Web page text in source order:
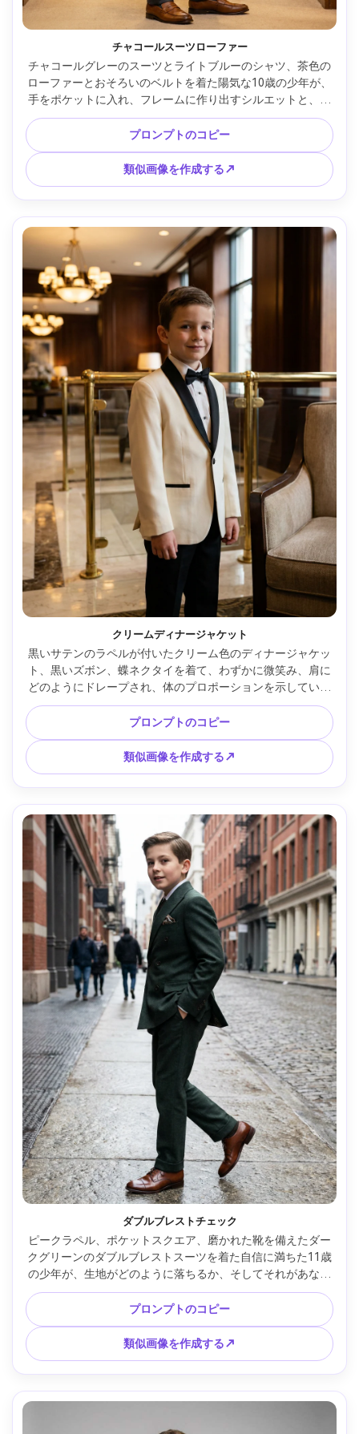
チャコールスーツローファー
チャコールグレーのスーツとライトブルーのシャツ、茶色の
ローファーとおそろいのベルトを着た陽気な10歳の少年が、
手をポケットに入れ、フレームに作り出すシルエットと、生
地が肘に落ちる様子を強調しています。設定：ブティックフ
ィッティングエリア、暖かいオーバーヘッドライティング、
Canon R5 85mm f/1.8、4分の3ポートレート、シャープな焦
点、リアルな布質感 --ar 4:5
プロンプトのコピー
類似画像を作成する↗
クリームディナージャケット
黒いサテンのラペルが付いたクリーム色のディナージャケッ
ト、黒いズボン、蝶ネクタイを着て、わずかに微笑み、肩に
どのようにドレープされ、体のプロポーションを示している
7歳の男の子。設定: ホテルのロビーの大理石と真鍮、微妙な
リムライトを備えた柔らかい環境光、Nikon Z8 85mm、ミッ
ドショット、高解像度、自然な影、フレームに自然にドレー
プされた衣服 --ar 4:5
プロンプトのコピー
類似画像を作成する↗
ダブルブレストチェック
ピークラペル、ポケットスクエア、磨かれた靴を備えたダー
クグリーンのダブルブレストスーツを着た自信に満ちた11歳
の少年が、生地がどのように落ちるか、そしてそれがあなた
のフレームに作り出すシルエットを明らかにするためにわず
かに向きを変えます。設定: 街の歩道、曇りの拡散光、Sony
A7R V 35mm、全身フレーム、鮮明なディテール、フォトリ
アルな仕上げ --ar 4:5
プロンプトのコピー
類似画像を作成する↗